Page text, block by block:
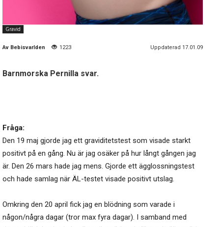
Gravid
Av Bebisvarlden 1223 Uppdaterad 17.01.09
Barnmorska Pernilla svar.
Fråga:
Den 19 maj gjorde jag ett graviditetstest som visade starkt
positivt på en gång. Nu är jag osäker på hur långt gången jag
är. Den 26 mars hade jag mens. Gjorde ett ägglossningstest
och hade samlag när ÄL-testet visade positivt utslag.
Omkring den 20 april fick jag en blödning som varade i
någon/några dagar (tror max fyra dagar). I samband med